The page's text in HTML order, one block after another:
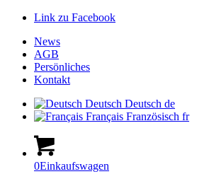
Link zu Facebook
News
AGB
Persönliches
Kontakt
Deutsch Deutsch de
Français Französisch fr
0Einkaufswagen